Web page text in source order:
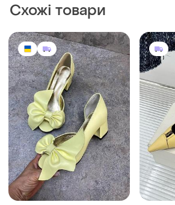
Схожі товари